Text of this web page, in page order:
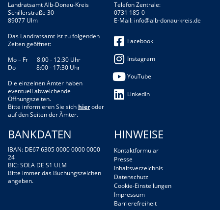
Landratsamt Alb-Donau-Kreis
Schillerstraße 30
89077 Ulm
Das Landratsamt ist zu folgenden
Zeiten geöffnet:
Mo – Fr 8:00 - 12:30 Uhr
Do 8:00 - 17:30 Uhr
Die einzelnen Ämter haben
eventuell abweichende
Öffnungszeiten.
Bitte informieren Sie sich hieroder
auf den Seiten der Ämter.
Telefon Zentrale:
0731 185-0
E-Mail: info@alb-donau-kreis.de
Facebook
Instagram
YouTube
LinkedIn
BANKDATEN
IBAN: DE67 6305 0000 0000 0000
24
BIC: SOLA DE S1 ULM
Bitte immer das Buchungszeichen
angeben.
HINWEISE
Kontaktformular
Presse
Inhaltsverzeichnis
Datenschutz
Cookie-Einstellungen
Impressum
Barrierefreiheit